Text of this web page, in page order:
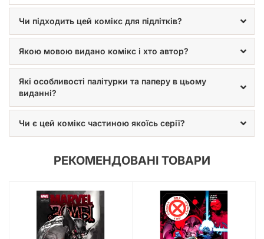
Чи підходить цей комікс для підлітків?
Якою мовою видано комікс і хто автор?
Які особливості палітурки та паперу в цьому
виданні?
Чи є цей комікс частиною якоїсь серії?
РЕКОМЕНДОВАНІ ТОВАРИ